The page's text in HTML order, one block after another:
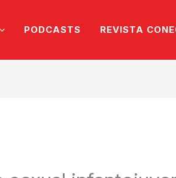
PODCASTS REVISTA